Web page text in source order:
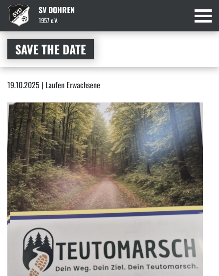
SV DOHREN
1957 e.V.
SAVE THE DATE
19.10.2025 | Laufen Erwachsene